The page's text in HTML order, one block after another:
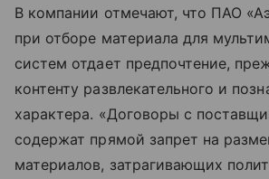
В компании отмечают, что ПАО
при отборе материала для
систем отдает предпочтение,
контенту развлекательного и
характера. «Договоры с
содержат прямой запрет на
материалов, затрагивающих